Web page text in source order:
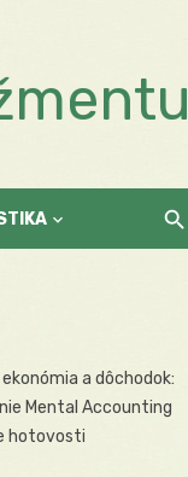
a dôchodok:
Mental Accounting
hotovosti